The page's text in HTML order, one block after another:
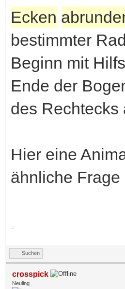
Ecken
bestimmter
Beginn mit
Ende der
des Rechtecks
Hier eine
ähnliche
Suchen
crosspick
Neuling